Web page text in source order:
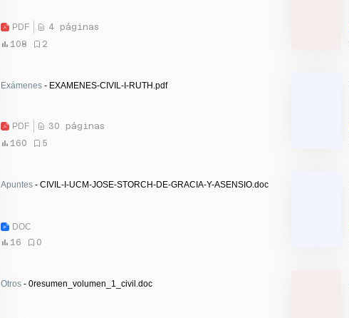
PDF
4 páginas
108
2
Exámenes - EXAMENES-CIVIL-I-RUTH.pdf
PDF
30 páginas
160
5
Apuntes - CIVIL-I-UCM-JOSE-STORCH-DE-GRACIA-Y-ASENSIO.doc
DOC
16
0
Otros - 0resumen_volumen_1_civil.doc